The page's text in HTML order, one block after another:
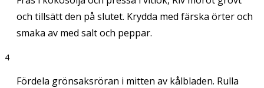
och tillsätt den på slutet. Krydda med färska örter och
smaka av med salt och peppar.
4
Fördela grönsaksröran i mitten av kålbladen. Rulla